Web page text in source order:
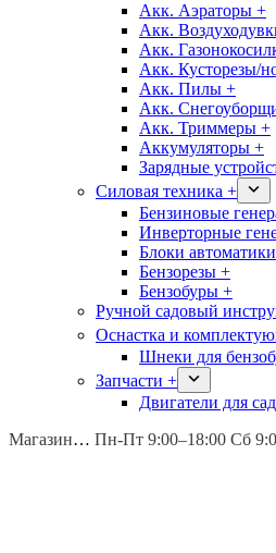
Акк. Аэраторы +
Акк.
Акк.
Акк. Кусторезы/
Акк. Пилы +
Акк.
Акк. Триммеры +
Аккумуляторы +
Зарядные
Силовая техника +
Бензиновые
Инверторные
Блоки
Бензорезы +
Бензобуры +
Ручной садовый
Оснастка и
Шнеки для
Запчасти +
Двигатели для
Магазины: Калуга ул.
Пн-Пт 9:00–18:00 Сб